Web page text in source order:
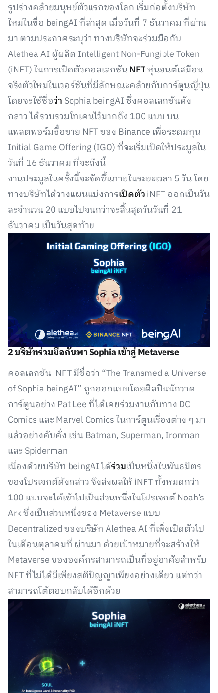
รูปร่างคล้ายมนุษย์ตัวแรกของโลก เริ่มก่อตั้งบริษัท
ใหม่ในชื่อ beingAI ที่ล่าสุด เมื่อวันที่ 7 ธันวาคม ที่ผ่าน
มา ตามประกาศระบุว่า ทางบริษัทจะร่วมมือกับ
Alethea AI ผู้ผลิต Intelligent Non-Fungible Token
(iNFT) ในการเปิดตัวคอลเลกชันNFTหุ่นยนต์เสมือน
จริงตัวใหม่ในเวอร์ชันที่มีลักษณะคล้ายกับการ์ตูนญี่ปุ่น
โดยจะใช้ชื่อว่า Sophia beingAI ซึ่งคอลเลกชันดัง
กล่าว ได้รวบรวมโทเคนไว้มากถึง 100 แบบ บน
แพลตฟอร์มซื้อขาย NFT ของ Binance เพื่อระดมทุน
Initial Game Offering (IGO) ที่จะเริ่มเปิดให้ประมูลใน
วันที่ 16 ธันวาคม ที่จะถึงนี้
งานประมูลในครั้งนี้จะจัดขึ้นภายในระยะเวลา 5 วัน โดย
ทางบริษัทได้วางแผนแบ่งการเปิดตัว iNFT ออกเป็นวัน
ละจำนวน 20 แบบไปจนกว่าจะสิ้นสุดวันวันที่ 21
ธันวาคม เป็นวันสุดท้าย
2 บริษัทร่วมมือกันพา Sophia เข้าสู่ Metaverse
คอลเลกชัน iNFT มีชื่อว่า “The Transmedia Universe
of Sophia beingAI” ถูกออกแบบโดยศิลปินนักวาด
การ์ตูนอย่าง Pat Lee ที่ได้เคยร่วมงานกับทาง DC
Comics และ Marvel Comics ในการ์ตูนเรื่องต่าง ๆ มา
แล้วอย่างคับคั่ง เช่น Batman, Superman, Ironman
และ Spiderman
เนื่องด้วยบริษัท beingAI ได้ร่วมเป็นหนึ่งในพันธมิตร
ของโปรเจกต์ดังกล่าว จึงส่งผลให้ iNFT ทั้งหมดกว่า
100 แบบจะได้เข้าไปเป็นส่วนหนึ่งในโปรเจกต์ Noah’s
Ark ซึ่งเป็นส่วนหนึ่งของ Metaverse แบบ
Decentralized ของบริษัท Alethea AI ที่เพิ่งเปิดตัวไป
ในเดือนตุลาคมที่ ผ่านมา ด้วยเป้าหมายที่จะสร้างให้
Metaverse ขององค์กรสามารถเป็นที่อยู่อาศัยสำหรับ
NFT ที่ไม่ได้มีเพียงสติปัญญาเพียงอย่างเดียว แต่ทว่า
สามารถโต้ตอบกลับได้อีกด้วย